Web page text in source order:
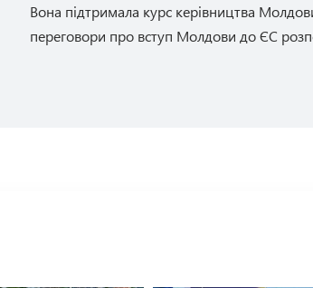
Вона підтримала курс керівництва
переговори про вступ Молдови до ЄС